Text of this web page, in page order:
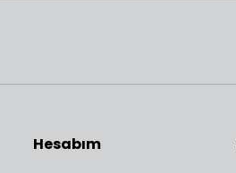
Hesabım